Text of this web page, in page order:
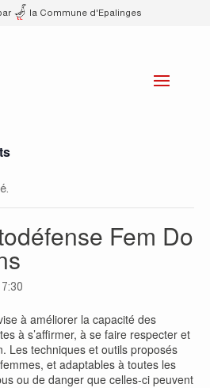
la Commune d'Epalinges
Fem Do
à améliorer la capacité des
à s’affirmer, à se faire respecter et
Les techniques et outils proposés
et adaptables à toutes les
ou de danger que celles-ci peuvent